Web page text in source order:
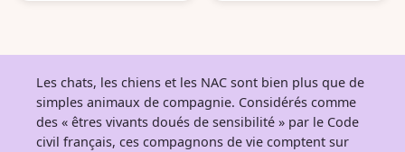
Les chats, les chiens et les NAC sont bien plus que de
simples animaux de compagnie. Considérés comme
des « êtres vivants doués de sensibilité » par le Code
civil français, ces compagnons de vie comptent sur